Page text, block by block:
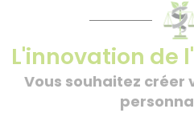
L'innovation de
Vous souhaitez